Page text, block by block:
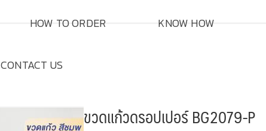
HOW TO ORDER KNOW HOW
CONTACT US
ขวดแก้วดรอปเปอร์ BG2079-P